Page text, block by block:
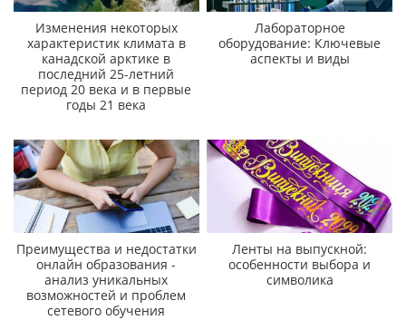
Изменения некоторых
характеристик климата в
канадской арктике в
последний 25-летний
период 20 века и в первые
годы 21 века
Лабораторное
оборудование: Ключевые
аспекты и виды
Преимущества и недостатки
онлайн образования -
анализ уникальных
возможностей и проблем
сетевого обучения
Ленты на выпускной:
особенности выбора и
символика